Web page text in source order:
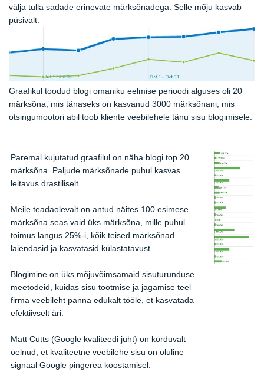
välja tulla sadade erinevate märksõnadega. Selle mõju kasvab
püsivalt.
Graafikul toodud blogi omaniku eelmise perioodi alguses oli 20
märksõna, mis tänaseks on kasvanud 3000 märksõnani, mis
otsingumootori abil toob kliente veebilehele tänu sisu blogimisele.
Paremal kujutatud graafilul on näha blogi top 20
märksõna. Paljude märksõnade puhul kasvas
leitavus drastiliselt.
Meile teadaolevalt on antud näites 100 esimese
märksõna seas vaid üks märksõna, mille puhul
toimus langus 25%-i, kõik teised märksõnad
laiendasid ja kasvatasid külastatavust.
Blogimine on üks mõjuvõimsamaid sisuturunduse
meetodeid, kuidas sisu tootmise ja jagamise teel
firma veebileht panna edukalt tööle, et kasvatada
efektiivselt äri.
Matt Cutts (Google kvaliteedi juht) on korduvalt
öelnud, et kvaliteetne veebilehe sisu on oluline
signaal Google pingerea koostamisel.